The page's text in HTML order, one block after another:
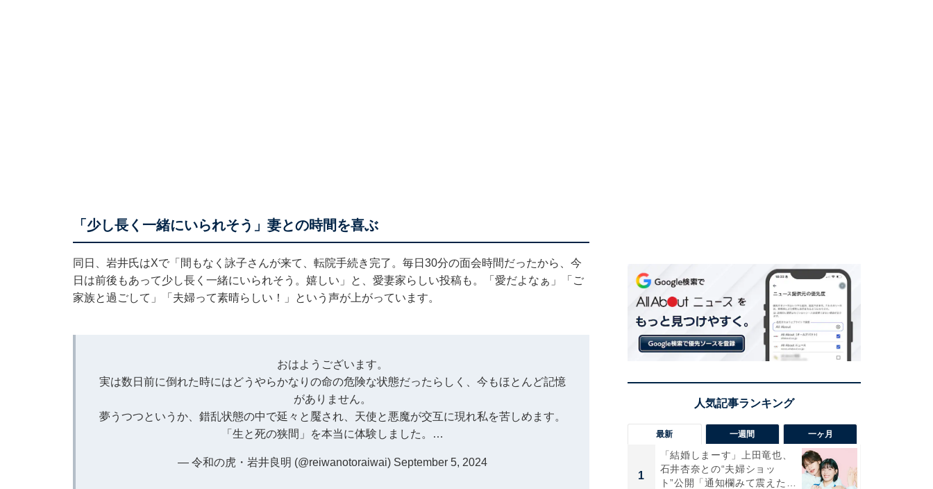
「少し長く一緒にいられそう」妻との時間を喜ぶ
同日、岩井氏はXで「間もなく詠子さんが来て、転院手続き完了。毎日30分の面会時間だったから、今
日は前後もあって少し長く一緒にいられそう。嬉しい」と、愛妻家らしい投稿も。「愛だよなぁ」「ご
家族と過ごして」「夫婦って素晴らしい！」という声が上がっています。
おはようございます。
実は数日前に倒れた時にはどうやらかなりの命の危険な状態だったらしく、今もほとんど記憶
がありません。
夢うつつというか、錯乱状態の中で延々と魘され、天使と悪魔が交互に現れ私を苦しめます。
「生と死の狭間」を本当に体験しました。…
— 令和の虎・岩井良明 (@reiwanotoraiwai) September 5, 2024
最新 一週間 一ヶ月
1
「結婚しまーす」上田竜也、
石井杏奈との“夫婦ショッ
ト”公開「通知欄みて震えた」